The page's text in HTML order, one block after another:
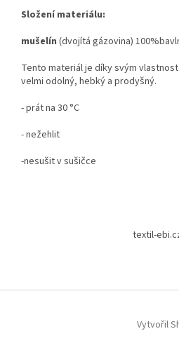
Složení materiálu:
mušelín (dvojítá gázovina)
Tento materiál je díky svým
velmi odolný, hebký a prodyšný.
- prát na 30 °C
- nežehlit
-nesušit v sušičce
í
textil-
Vytvořil